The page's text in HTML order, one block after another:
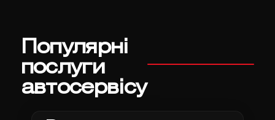
Популярні
послуги
автосервісу